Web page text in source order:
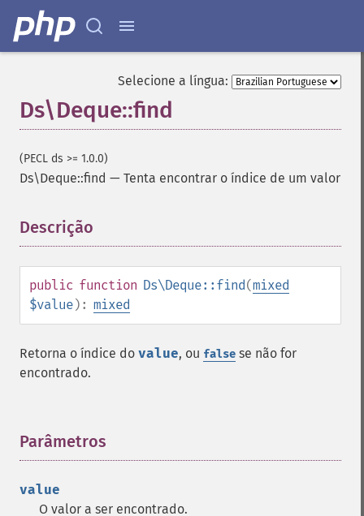
Selecione a língua:
Ds\Deque::find
(PECL ds >= 1.0.0)
Ds\Deque::find — Tenta encontrar o índice de um valor
Descrição
public function Ds\Deque::find(mixed
$value): mixed
Retorna o índice do value, ou false se não for
encontrado.
Parâmetros
value
O valor a ser encontrado.